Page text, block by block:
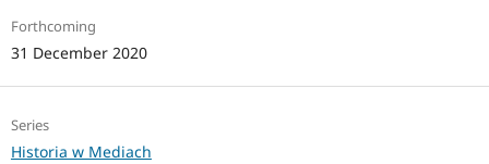
Forthcoming
31 December 2020
Series
Historia w Mediach